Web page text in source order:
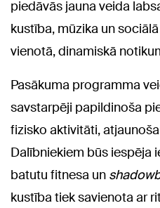
piedāvās jauna veida
kustība, mūzika un
vienotā, dinamiskā
Pasākuma programma
savstarpēji papildinoša
fizisko aktivitāti,
Dalībniekiem būs iespēja
batutu fitnesa un
kustība tiek savienota ar